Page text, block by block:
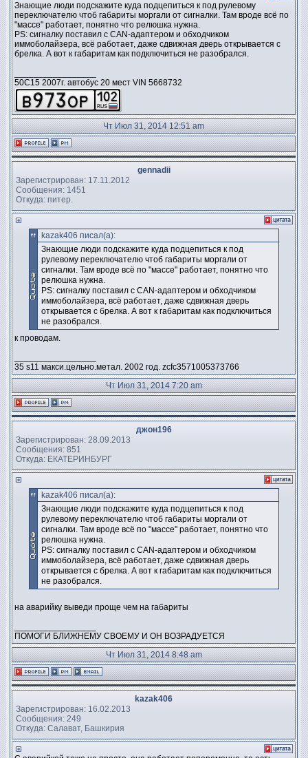
Знающие люди подскажите куда подцепиться к под рулевому
переключателю чтоб габариты моргали от сигналки. Там вроде всё по
"массе" работает, понятно что релюшка нужна.
PS: сигналку поставил с CAN-адаптером и обходчиком
иммоболайзера, всё работает, даже сдвижная дверь открывается с
брелка. А вот к габаритам как подключиться не разобрался.
50C15 2007г. автобус 20 мест VIN 5668732
Чт Июл 31, 2014 12:51 am
gennadii
Зарегистрирован: 17.11.2012
Сообщения: 1451
Откуда: питер.
kazak406 писал(а):
Знающие люди подскажите куда подцепиться к под
рулевому переключателю чтоб габариты моргали от
сигналки. Там вроде всё по "массе" работает, понятно что
релюшка нужна.
PS: сигналку поставил с CAN-адаптером и обходчиком
иммоболайзера, всё работает, даже сдвижная дверь
открывается с брелка. А вот к габаритам как подключиться
не разобрался.
к проводам.
35 s11 макси.цельно.метал. 2002 год. zcfc3571005373766
Чт Июл 31, 2014 7:20 am
джон196
Зарегистрирован: 28.09.2013
Сообщения: 851
Откуда: ЕКАТЕРИНБУРГ
kazak406 писал(а):
Знающие люди подскажите куда подцепиться к под
рулевому переключателю чтоб габариты моргали от
сигналки. Там вроде всё по "массе" работает, понятно что
релюшка нужна.
PS: сигналку поставил с CAN-адаптером и обходчиком
иммоболайзера, всё работает, даже сдвижная дверь
открывается с брелка. А вот к габаритам как подключиться
не разобрался.
на аварийку выведи проще чем на габариты
ПОМОГИ БЛИЖНЕМУ СВОЕМУ И ОН ВОЗРАДУЕТСЯ
Чт Июл 31, 2014 8:48 am
kazak406
Зарегистрирован: 16.02.2013
Сообщения: 249
Откуда: Салават, Башкирия